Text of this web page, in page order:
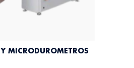
MICRODUROMETROS